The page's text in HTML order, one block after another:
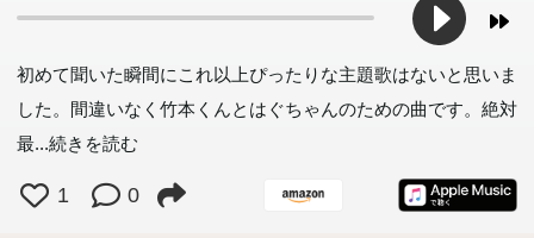
初めて聞いた瞬間にこれ以上ぴったりな主題歌はないと思いま
した。間違いなく竹本くんとはぐちゃんのための曲です。絶対
最...続きを読む
1 0